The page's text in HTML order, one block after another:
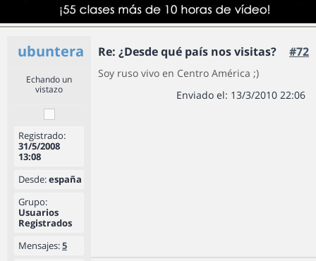
ubuntera Re: ¿Desde qué país nos visitas? #72
Echando un
vistazo
Registrado:
31/5/2008
13:08
Desde:españa
Grupo:
Usuarios
Registrados
Mensajes:5
Soy ruso vivo en Centro América ;)
Enviado el: 13/3/2010 22:06